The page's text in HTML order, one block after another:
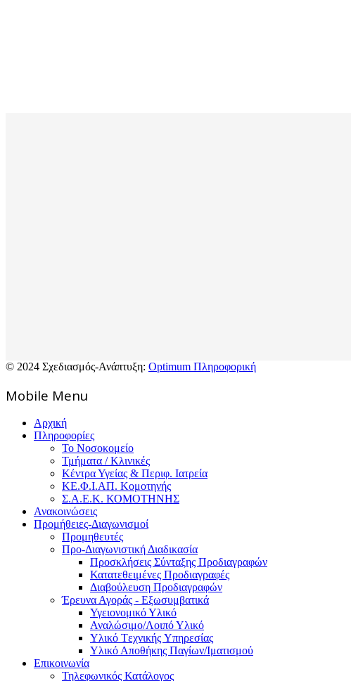
© 2024 Σχεδιασμός-Ανάπτυξη: Optimum Πληροφορική
Mοbile Menu
Αρχική
Πληροφορίες
Το Νοσοκομείο
Τμήματα / Κλινικές
Κέντρα Υγείας & Περιφ. Ιατρεία
ΚΕ.Φ.Ι.ΑΠ. Κομοτηνής
Σ.Α.Ε.Κ. ΚΟΜΟΤΗΝΗΣ
Ανακοινώσεις
Προμήθειες-Διαγωνισμοί
Προμηθευτές
Προ-Διαγωνιστική Διαδικασία
Προσκλήσεις Σύνταξης Προδιαγραφών
Κατατεθειμένες Προδιαγραφές
Διαβούλευση Προδιαγραφών
Έρευνα Αγοράς - Εξωσυμβατικά
Υγειονομικό Υλικό
Αναλώσιμο/Λοιπό Υλικό
Υλικό Tεχνικής Yπηρεσίας
Υλικό Αποθήκης Παγίων/Ιματισμού
Επικοινωνία
Τηλεφωνικός Κατάλογος